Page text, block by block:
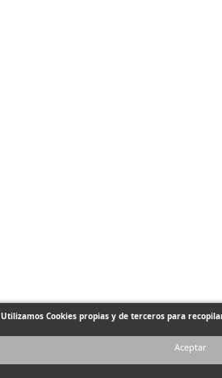
Utilizamos Cookies propias y de terceros para
Aceptar